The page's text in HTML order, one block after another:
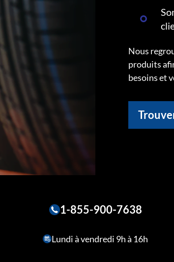
Nous
produits
besoins et
1-855-900-7638
Lundi à vendredi 9h à 16h